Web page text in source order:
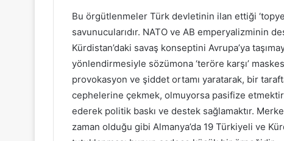
Bu örgütlenmeler Türk devletinin ilan ettiği
savunucularıdır. NATO ve AB emperyalizminin
Kürdistan’daki savaş konseptini Avrupa’ya
yönlendirmesiyle sözümona ‘teröre karşı’
provokasyon ve şiddet ortamı yaratarak, bir
cephelerine çekmek, olmuyorsa pasifize
ederek politik baskı ve destek sağlamaktır.
zaman olduğu gibi Almanya’da 19 Türkiyeli ve